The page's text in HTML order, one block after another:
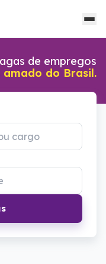
de empregos
amado do Brasil.